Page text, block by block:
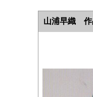
山浦早織